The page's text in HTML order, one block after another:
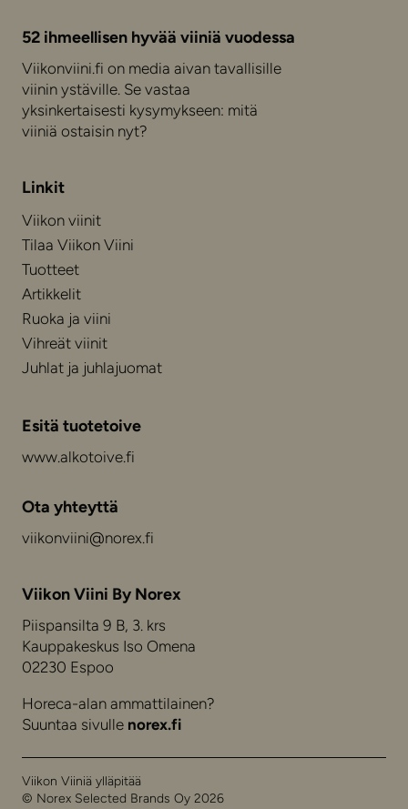
52 ihmeellisen hyvää viiniä vuodessa
Viikonviini.fi on media aivan tavallisille
viinin ystäville. Se vastaa
yksinkertaisesti kysymykseen: mitä
viiniä ostaisin nyt?
Linkit
Viikon viinit
Tilaa Viikon Viini
Tuotteet
Artikkelit
Ruoka ja viini
Vihreät viinit
Juhlat ja juhlajuomat
Esitä tuotetoive
www.alkotoive.fi
Ota yhteyttä
viikonviini@norex.fi
Viikon Viini By Norex
Piispansilta 9 B, 3. krs
Kauppakeskus Iso Omena
02230 Espoo
Horeca-alan ammattilainen?
Suuntaa sivulle norex.fi
Viikon Viiniä ylläpitää
© Norex Selected Brands Oy 2026